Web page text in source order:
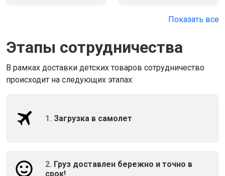
Показать все
Этапы сотрудничества
В рамках доставки детских товаров сотрудничество
происходит на следующих этапах:
1. Загрузка в самолет
2. Груз доставлен бережно и точно в
срок!